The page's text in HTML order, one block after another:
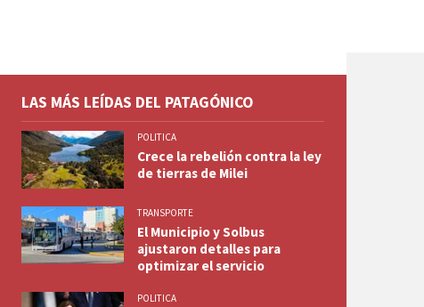
LAS MÁS LEÍDAS DEL PATAGÓNICO
POLITICA
Crece la rebelión contra la ley
de tierras de Milei
TRANSPORTE
El Municipio y Solbus
ajustaron detalles para
optimizar el servicio
POLITICA